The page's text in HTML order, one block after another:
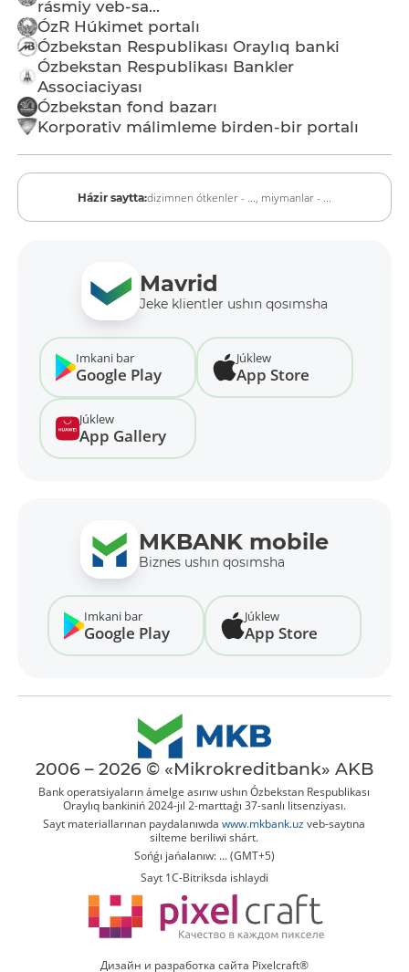
rásmiy veb-sa...
ÓzR Húkimet portalı
Ózbekstan Respublikası Oraylıq banki
Ózbekstan Respublikası Bankler
Associaciyası
Ózbekstan fond bazarı
Korporativ málimleme birden-bir portalı
Házir saytta:dizimnen ótkenler - ..., miymanlar - ...
Mavrid
Jeke klientler ushın qosımsha
Imkani bar
Google Play
Júklew
App Store
Júklew
App Gallery
MKBANK mobile
Biznes ushın qosımsha
Imkani bar
Google Play
Júklew
App Store
2006 – 2026 © «Mikrokreditbank» AKB
Bank operatsiyaların ámelge asırıw ushın Ózbekstan Respublikası
Oraylıq bankiniń 2024-jıl 2-marttaǵı 37-sanlı litsenziyası.
Sayt materiallarınan paydalanıwdawww.mkbank.uz veb-saytına
silteme beriliwi shárt.
Sońǵı jańalanıw: ... (GMT+5)
Sayt 1C-Bitriksda ishlaydi
Дизайн и разработка сайта Pixelcraft®